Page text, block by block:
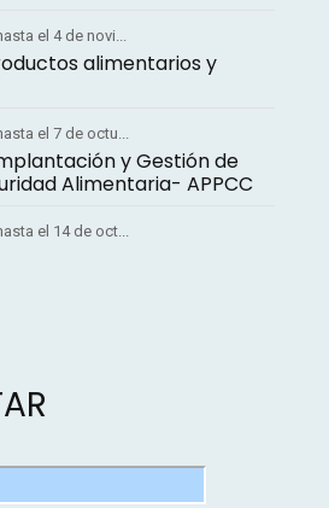
el 4 de novi...
alimentarios y
el 7 de octu...
y Gestión de
Alimentaria- APPCC
el 14 de oct...